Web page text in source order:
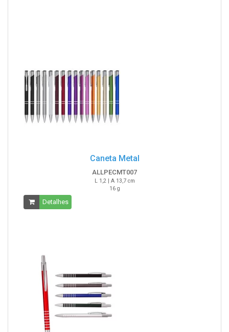
Caneta Metal
ALLPECMT007
L 1,2 | A 13,7 cm
16 g
Detalhes